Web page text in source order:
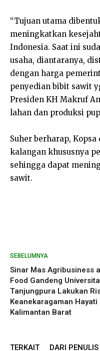
“Tujuan utama
meningkatkan
Indonesia. Saat ini
usaha, diantaranya,
dengan harga
penyedian bibit sawit
Presiden KH Makruf
lahan dan produksi
Suher berharap,
kalangan khususnya
sehingga dapat
sawit.
SEBELUMNYA
Sinar Mas Agribusiness
Food Gandeng
Tanjungpura Lakukan
Keanekaragaman Hayati
Kalimantan Barat
TERKAIT DARI PENULIS